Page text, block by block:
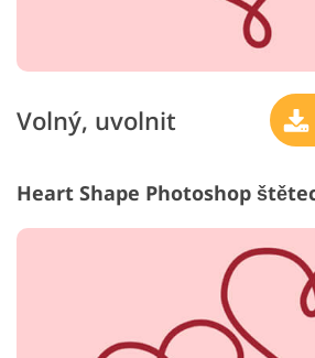
Volný, uvolnit